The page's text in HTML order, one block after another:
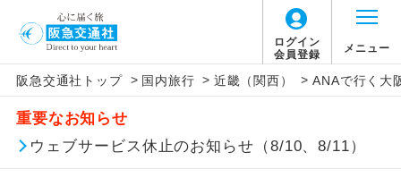
ログイン
会員登録
メニュー
阪急交通社トップ > 国内旅行 > 近畿（関西） > ANAで行く大
重要なお知らせ
ウェブサービス休止のお知らせ（8/10、8/11）
アイコン 説明
添乗員同行
往路出発空港（駅）から復路到着空港
（駅）まで同行します。
「価格変動型ツアー」に関するご案内
価格変動型ツアーとは